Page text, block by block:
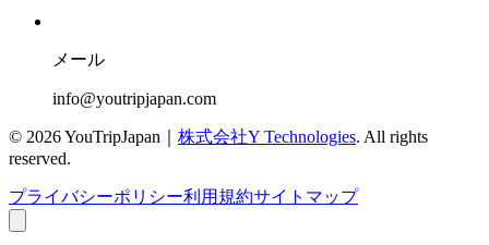
メール
info@youtripjapan.com
© 2026YouTripJapan｜ 株式会社Y Technologies. All rights
reserved.
プライバシーポリシー利用規約サイトマップ